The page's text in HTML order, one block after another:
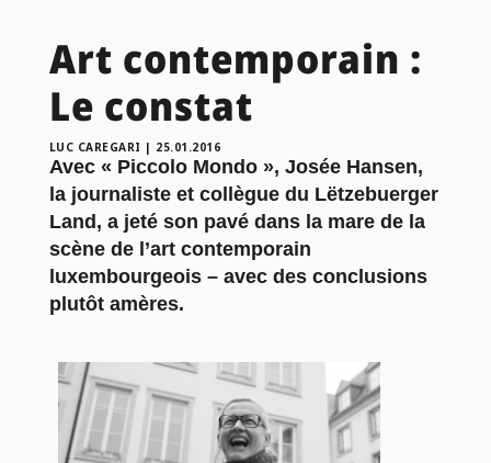
Art contemporain :
Le constat
LUC CAREGARI | 25.01.2016
Avec « Piccolo Mondo », Josée Hansen,
la journaliste et collègue du Lëtzebuerger
Land, a jeté son pavé dans la mare de la
scène de l’art contemporain
luxembourgeois – avec des conclusions
plutôt amères.